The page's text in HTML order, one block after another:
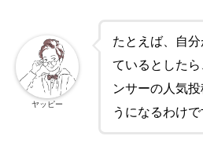
たとえば、自
ているとした
ンサーの人気
うになるわけで
ヤッピー